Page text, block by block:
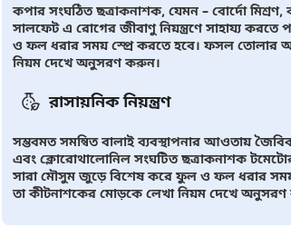
কপার সংঘঠিত ছত্রাকনাশক, যেমন – বোর্দো
সালফেট এ রোগের জীবাণু নিয়ন্ত্রণে সাহায্য
ও ফল ধরার সময় স্প্রে করতে হবে। ফসল তোলার
নিয়ম দেখে অনুসরণ করুন।
রাসায়নিক নিয়ন্ত্রণ
সম্ভবমত সমন্বিত বালাই ব্যবস্থাপনার আওতায় জৈবিক
এবং ক্লোরোথালোনিল সংঘটিত ছত্রাকনাশক
সারা মৌসুম জুড়ে বিশেষ করে ফুল ও ফল ধরার
তা কীটনাশকের মোড়কে লেখা নিয়ম দেখে